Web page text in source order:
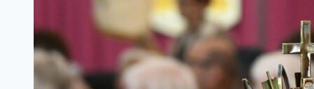
Öffnungszeiten